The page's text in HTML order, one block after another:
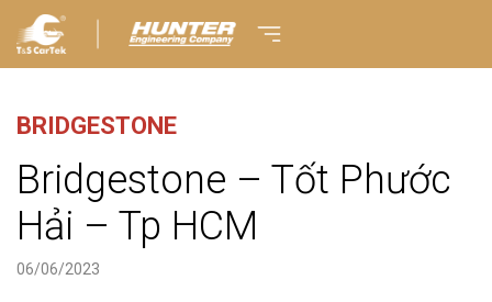
BRIDGESTONE
Bridgestone – Tốt Phước
Hải – Tp HCM
06/06/2023